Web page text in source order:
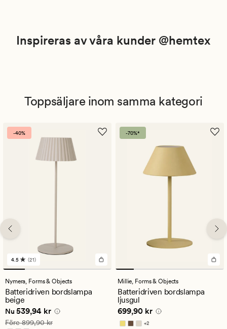
Inspireras av våra kunder @hemtex
Toppsäljare inom samma kategori
-40%
21
omdömen
med
ett
genomsnittligt
betyg
på
4.5
4.5 (21)
Nymera, Forms & Objects
Batteridriven bordslampa
beige
Nuvarande pris
Nu 539,94 kr
Ordinarie pris 899,90 kr
Före899,90 kr
-70%*
Millie, Forms & Objects
Batteridriven bordslampa
ljusgul
Pris 699,90 kr
699,90 kr
+2
Finns i fler färger